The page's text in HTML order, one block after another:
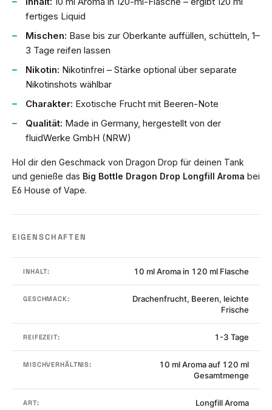
fertiges Liquid
Mischen: Base bis zur Oberkante auffüllen, schütteln, 1–
3 Tage reifen lassen
Nikotin: Nikotinfrei – Stärke optional über separate
Nikotinshots wählbar
Charakter: Exotische Frucht mit Beeren-Note
Qualität: Made in Germany, hergestellt von der
fluidWerke GmbH (NRW)
Hol dir den Geschmack von Dragon Drop für deinen Tank
und genieße das Big Bottle Dragon Drop Longfill Aroma bei
E6 House of Vape.
EIGENSCHAFTEN
INHALT: 10 ml Aroma in 120 ml Flasche
GESCHMACK:
Drachenfrucht, Beeren, leichte
Frische
REIFEZEIT: 1-3 Tage
MISCHVERHÄLTNIS:
10 ml Aroma auf 120 ml
Gesamtmenge
ART: Longfill Aroma